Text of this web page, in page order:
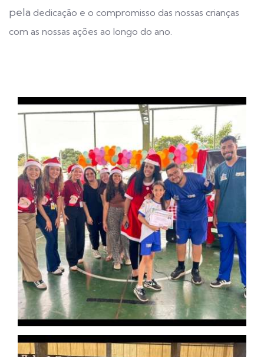
pela dedicação e o compromisso das nossas crianças
com as nossas ações ao longo do ano.